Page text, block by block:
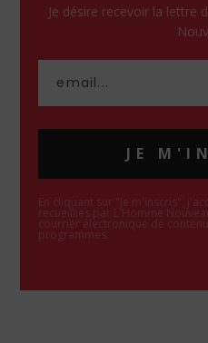
Je désire recevoir la lettre
JE
En cliquant sur "Je m'inscris",
recueillies par L'Homme
courrier électronique de
programmes.